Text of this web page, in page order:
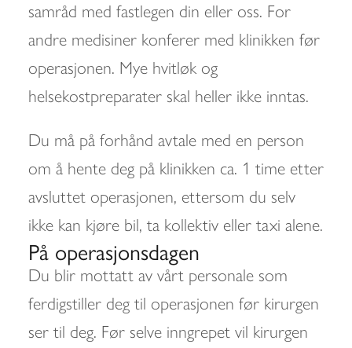
samråd med fastlegen din eller oss. For
andre medisiner konferer med klinikken før
operasjonen. Mye hvitløk og
helsekostpreparater skal heller ikke inntas.
Du må på forhånd avtale med en person
om å hente deg på klinikken ca. 1 time etter
avsluttet operasjonen, ettersom du selv
ikke kan kjøre bil, ta kollektiv eller taxi alene.
På operasjonsdagen
Du blir mottatt av vårt personale som
ferdigstiller deg til operasjonen før kirurgen
ser til deg. Før selve inngrepet vil kirurgen